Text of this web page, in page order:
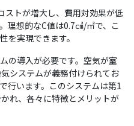
ストが増大し、費用対効果が低
理想的なC値は0.7㎠/㎡で、こ
を実現できます。
の導入が必要です。空気が室
システムが義務付けられてお
行います。このシステムは第1
れ、各々に特徴とメリットが